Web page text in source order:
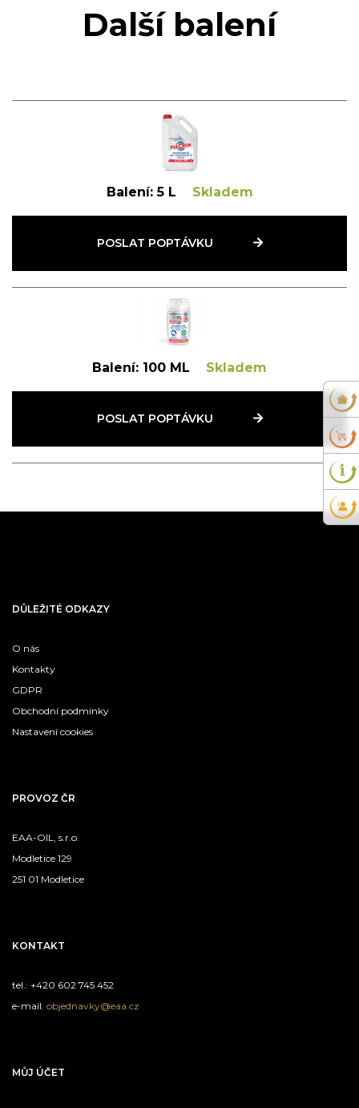
Další balení
Balení:5 L Skladem
POSLAT POPTÁVKU
Balení: 100 ML Skladem
POSLAT POPTÁVKU
DŮLEŽITÉ ODKAZY
O nás
Kontakty
GDPR
Obchodní podmínky
Nastavení cookies
PROVOZ ČR
EAA-OIL, s.r.o.
Modletice 129
251 01 Modletice
KONTAKT
tel.: +420 602 745 452
e-mail: objednavky@eaa.cz
MŮJ ÚČET